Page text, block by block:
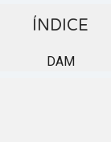
ÍNDICE
DAM